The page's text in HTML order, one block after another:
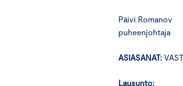
Päivi
ASIASANAT: